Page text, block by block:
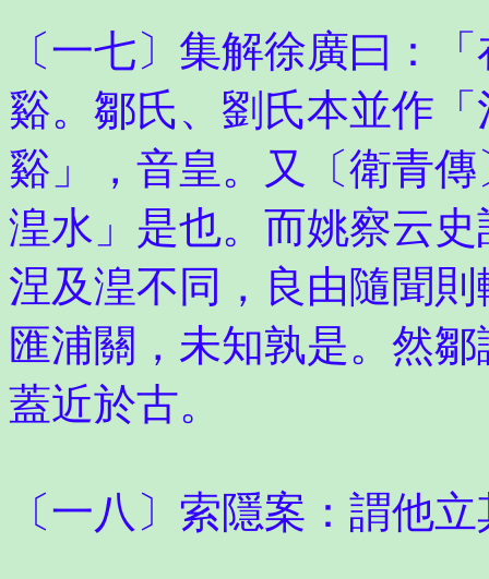
〔一七〕集解徐廣曰：
谿。鄒氏、劉氏本並作
谿」，音皇。又〔衛青
湟水」是也。而姚察云
涅及湟不同，良由隨聞
匯浦關，未知孰是。然
蓋近於古。
〔一八〕索隱案：謂他